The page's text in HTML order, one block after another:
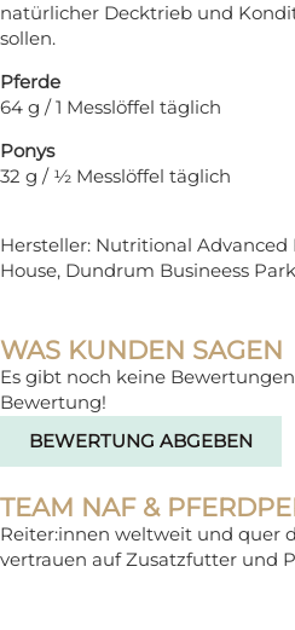
natürlicher Decktrieb und
sollen.
Pferde
64 g / 1 Messlöffel täglich
Ponys
32 g / ½ Messlöffel täglich
Hersteller: Nutritional Advanced
House, Dundrum Busineess
WAS KUNDEN SAGEN
Es gibt noch keine
Bewertung!
BEWERTUNG ABGEBEN
TEAM NAF &
Reiter:innen weltweit und quer
vertrauen auf Zusatzfutter und